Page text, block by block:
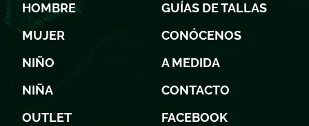
HOMBRE
MUJER
NIÑO
NIÑA
OUTLET
GUÍAS DE TALLAS
CONÓCENOS
A MEDIDA
CONTACTO
FACEBOOK